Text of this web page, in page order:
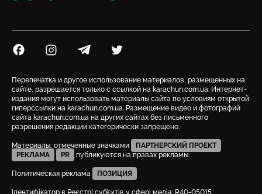
Посилання на Facebook
Посилання на Instagram
Посилання на Telegram
Посилання на Twitter
Перепечатка и другое использование материалов, размещенных на
сайте, разрешается только с ссылкой на karachun.com.ua. Интернет-
издания могут использовать материалы сайта по условиям открытой
гиперссылки на karachun.com.ua. Размещение видео и фотографий
сайта karachun.com.ua на других сайтах без письменного
разрешения редакции категорически запрещено.
Материалы, отмеченные значками
ПАРТНЕРСКИЙ ПРОЕКТ
РЕКЛАМА
PR публикуются на правах рекламы.
Политическая реклама ПОЗИЦИЯ